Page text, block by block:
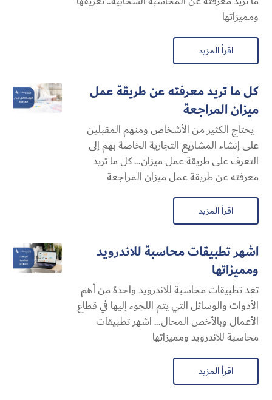
ومميزاتها
اقرأ المزيد
كل ما تريد معرفته عن طريقة عمل
ميزان المراجعة
يحتاج الكثير من الأشخاص ومنهم المقبلين
على إنشاء المشاريع التجارية الخاصة بهم إلى
التعرف على طريقة عمل ميزان... كل ما تريد
معرفته عن طريقة عمل ميزان المراجعة
اقرأ المزيد
اشهر تطبيقات محاسبة للاندرويد
ومميزاتها
تعد تطبيقات محاسبة للاندرويد واحدة من أهم
الأدوات والوسائل التي يتم اللجوء إليها في قطاع
الأعمال وبالأخص المحال... اشهر تطبيقات
محاسبة للاندرويد ومميزاتها
اقرأ المزيد